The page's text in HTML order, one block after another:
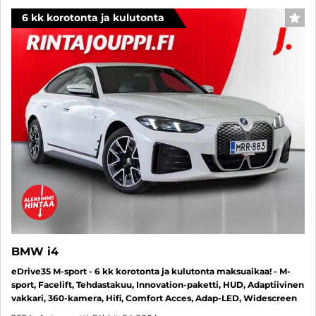
6 kk korotonta ja kulutonta
BMW i4
eDrive35 M-sport - 6 kk korotonta ja kulutonta maksuaikaa! - M-
sport, Facelift, Tehdastakuu, Innovation-paketti, HUD, Adaptiivinen
vakkari, 360-kamera, Hifi, Comfort Acces, Adap-LED, Widescreen